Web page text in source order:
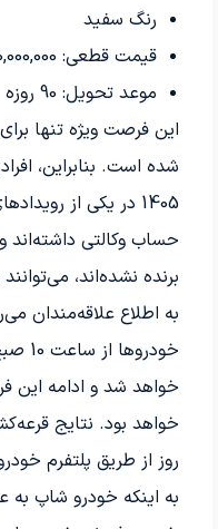
رنگ سفید
قیمت قطعی: 6,300,000,000 تومان
موعد تحویل: 90 روزه
این فرصت ویژه تنها
1405 در یکی از
حساب وکالتی
برنده نشده‌اند،
به اطلاع علاقه‌مندان
روز از طریق پلتفرم
به اینکه خودرو شاپ